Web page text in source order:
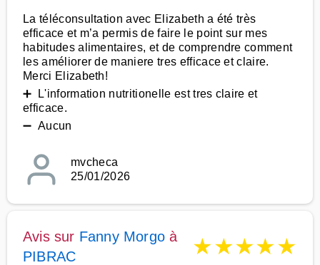
La téléconsultation avec Elizabeth a été très
efficace et m’a permis de faire le point sur mes
habitudes alimentaires, et de comprendre comment
les améliorer de maniere tres efficace et claire.
Merci Elizabeth!
➕ L'information nutritionelle est tres claire et
efficace.
➖ Aucun
mvcheca
25/01/2026
Avis sur Fanny Morgo à
PIBRAC
★★★★★